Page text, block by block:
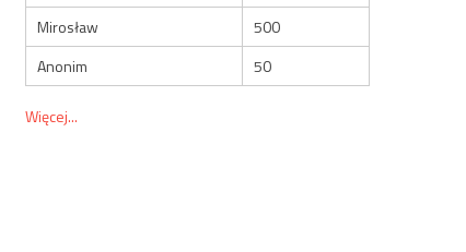
Mirosław
500
Anonim
50
Więcej...